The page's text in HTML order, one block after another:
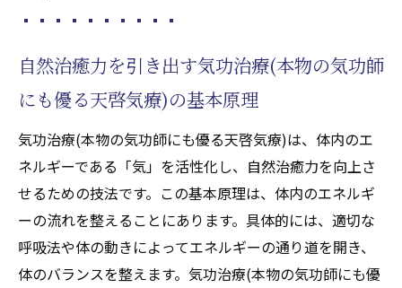
自然治癒力を引き出す気功治療(本物の気功師
にも優る天啓気療)の基本原理
気功治療(本物の気功師にも優る天啓気療)は、体内のエ
ネルギーである「気」を活性化し、自然治癒力を向上さ
せるための技法です。この基本原理は、体内のエネルギ
ーの流れを整えることにあります。具体的には、適切な
呼吸法や体の動きによってエネルギーの通り道を開き、
体のバランスを整えます。気功治療(本物の気功師にも優